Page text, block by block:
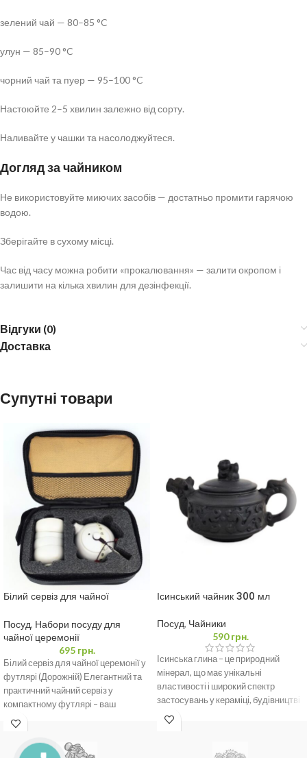
зелений чай — 80–85 °C
улун — 85–90 °C
чорний чай та пуер — 95–100 °C
Настоюйте 2–5 хвилин залежно від сорту.
Наливайте у чашки та насолоджуйтеся.
Догляд за чайником
Не використовуйте миючих засобів — достатньо промити гарячою
водою.
Зберігайте в сухому місці.
Час від часу можна робити «прокалювання» — залити окропом і
залишити на кілька хвилин для дезінфекції.
Відгуки (0)
Доставка
Супутні товари
Білий сервіз для чайної
Посуд, Набори посуду для
чайної церемонії
695грн.
Білий сервіз для чайної церемонії у
футлярі (Дорожній) Елегантний та
практичний чайний сервіз у
компактному футлярі – ваш
ідеальний компаньйон
Ісинський чайник 300 мл
Посуд, Чайники
590грн.
Ісинська глина – це природний
мінерал, що має унікальні
властивості і широкий спектр
застосувань у кераміці, будівництві
та медицині завдяки